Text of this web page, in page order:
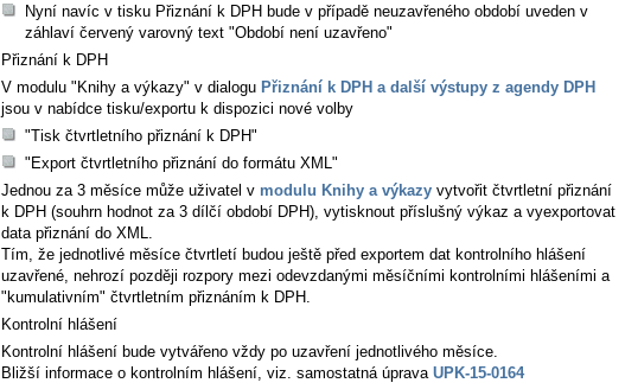
Nyní navíc v tisku Přiznání k DPH bude v případě neuzavřeného období uveden v
záhlaví červený varovný text "Období není uzavřeno"
Přiznání k DPH
V modulu "Knihy a výkazy" v dialogu Přiznání k DPH a další výstupy z agendy DPH
jsou v nabídce tisku/exportu k dispozici nové volby
"Tisk čtvrtletního přiznání k DPH"
"Export čtvrtletního přiznání do formátu XML"
Jednou za 3 měsíce může uživatel v modulu Knihy a výkazy vytvořit čtvrtletní přiznání
k DPH (souhrn hodnot za 3 dílčí období DPH), vytisknout příslušný výkaz a vyexportovat
data přiznání do XML.
Tím, že jednotlivé měsíce čtvrtletí budou ještě před exportem dat kontrolního hlášení
uzavřené, nehrozí později rozpory mezi odevzdanými měsíčními kontrolními hlášeními a
"kumulativním" čtvrtletním přiznáním k DPH.
Kontrolní hlášení
Kontrolní hlášení bude vytvářeno vždy po uzavření jednotlivého měsíce.
Bližší informace o kontrolním hlášení, viz. samostatná úprava UPK-15-0164